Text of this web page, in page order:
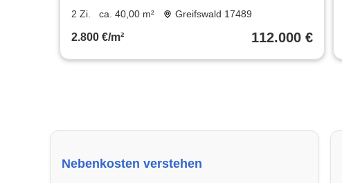
40 m²
2 Zi. ca. 40,00 m² Greifswald 17489
2.800 €/m² 112.000 €
Nebenkosten verstehen